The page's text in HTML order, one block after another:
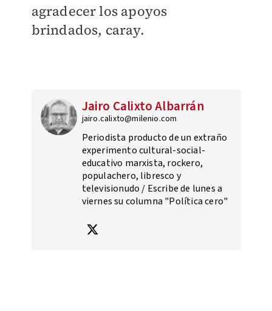
agradecer los apoyos
brindados, caray.
Jairo Calixto Albarrán
jairo.calixto@milenio.com
Periodista producto de un extraño
experimento cultural-social-
educativo marxista, rockero,
populachero, libresco y
televisionudo / Escribe de lunes a
viernes su columna "Política cero"